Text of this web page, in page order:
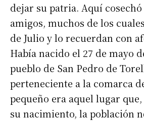
dejar su patria. Aquí
amigos, muchos de los
de Julio y lo recuerdan con
Había nacido el 27 de mayo
pueblo de San Pedro de
perteneciente a la comarca
pequeño era aquel lugar
su nacimiento, la población